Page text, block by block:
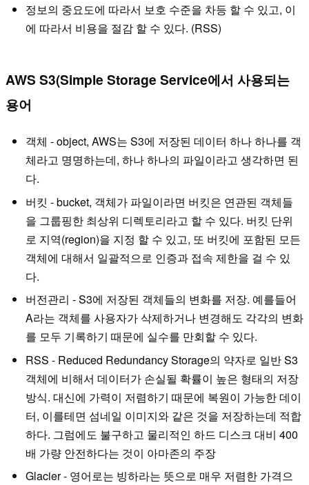
정보의 중요도에 따라서 보호 수준을 차등 할 수 있고, 이
에 따라서 비용을 절감 할 수 있다. (RSS)
AWS S3(Simple Storage Service에서 사용되는
용어
객체 - object, AWS는 S3에 저장된 데이터 하나 하나를 객
체라고 명명하는데, 하나 하나의 파일이라고 생각하면 된
다.
버킷 - bucket, 객체가 파일이라면 버킷은 연관된 객체들
을 그룹핑한 최상위 디렉토리라고 할 수 있다. 버킷 단위
로 지역(region)을 지정 할 수 있고, 또 버킷에 포함된 모든
객체에 대해서 일괄적으로 인증과 접속 제한을 걸 수 있
다.
버전관리 - S3에 저장된 객체들의 변화를 저장. 예를들어
A라는 객체를 사용자가 삭제하거나 변경해도 각각의 변화
를 모두 기록하기 때문에 실수를 만회할 수 있다.
RSS - Reduced Redundancy Storage의 약자로 일반 S3
객체에 비해서 데이터가 손실될 확률이 높은 형태의 저장
방식. 대신에 가력이 저렴하기 때문에 복원이 가능한 데이
터, 이를테면 섬네일 이미지와 같은 것을 저장하는데 적합
하다. 그럼에도 불구하고 물리적인 하드 디스크 대비 400
배 가량 안전하다는 것이 아마존의 주장
Glacier - 영어로는 빙하라는 뜻으로 매우 저렴한 가격으